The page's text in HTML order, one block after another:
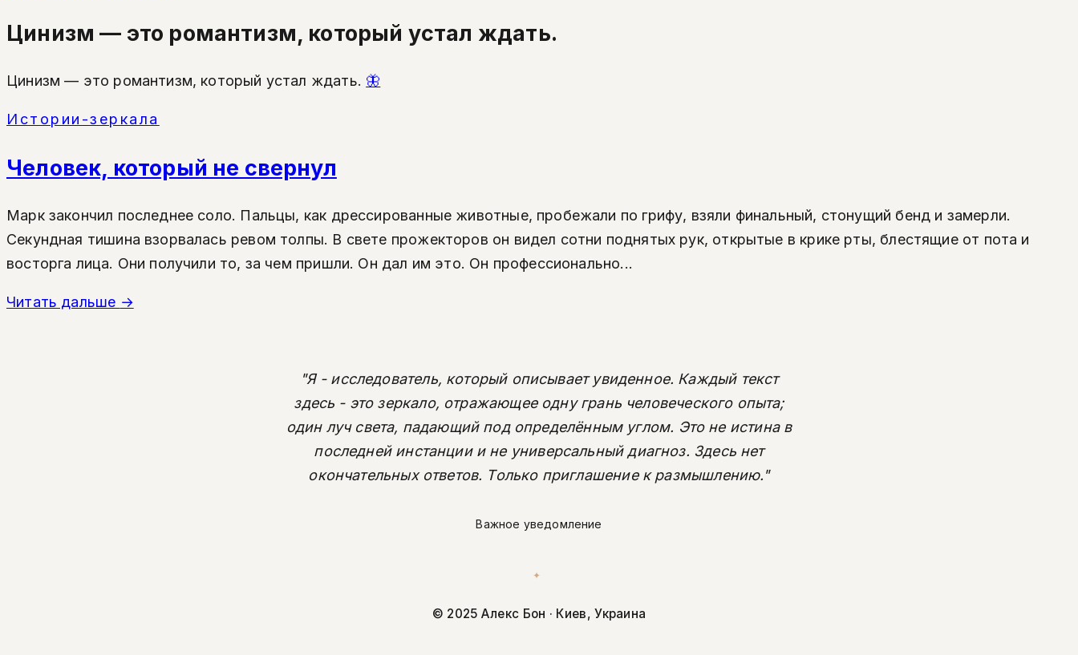
Цинизм — это романтизм, который устал ждать.
Цинизм — это романтизм, который устал ждать. 🦋
Истории-зеркала
Человек, который не свернул
Марк закончил последнее соло. Пальцы, как дрессированные животные, пробежали по грифу, взяли финальный, стонущий бенд и замерли.
Секундная тишина взорвалась ревом толпы. В свете прожекторов он видел сотни поднятых рук, открытые в крике рты, блестящие от пота и
восторга лица. Они получили то, за чем пришли. Он дал им это. Он профессионально...
Читать дальше →
"Я - исследователь, который описывает увиденное. Каждый текст
здесь - это зеркало, отражающее одну грань человеческого опыта;
один луч света, падающий под определённым углом. Это не истина в
последней инстанции и не универсальный диагноз. Здесь нет
окончательных ответов. Только приглашение к размышлению."
Важное уведомление
✦
© 2025 Алекс Бон · Киев, Украина